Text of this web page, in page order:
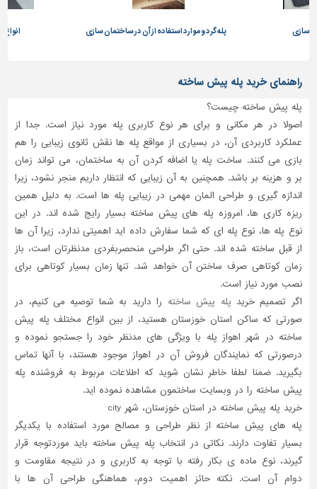
شهرسازی،
ترافیک
و
سازه
سایر
سازی پله گرد و موارد استفاده از آن در ساختمان سازی انواع
راهنمای خرید پله پیش ساخته
پله پیش ساخته چیست؟
اصولا در هر مکانی و برای هر نوع کاربری پله مورد نیاز است. جدا از
عملکرد کاربردی آن، در بسیاری از مواقع پله ها نقش ثانوی زیبایی را هم
بازی می کنند. ساخت پله یا اضافه کردن آن به ساختمان، می تواند زمان
بر و هزینه بر باشد. همچنین به آن زیبایی که انتظار داریم منجر نشود، زیرا
اندازه گیری و طراحی المان مهمی در زیبایی پله ها است. به دلیل همین
ریزه کاری ها، امروزه پله های پیش ساخته بسیار رایج شده اند. در این
نوع پله ها، نوع پله ای که شما سفارش داده اید اهمیتی ندارد، زیرا آن ها
از قبل ساخته شده اند. حتی اگر طراحی منحصربفردی مدنظرتان است، باز
زمان کوتاهی صرف ساختن آن خواهد شد. تنها زمان بسیار کوتاهی برای
نصب مورد نیاز است.
اگر تصمیم خرید پله پیش ساخته را دارید به شما توصیه می کنیم، در
صورتی که ساکن استان خوزستان هستید، از بین انواع مختلف پله پیش
ساخته در شهر اهواز پله با ویژگی های مدنظر خود را جستجو نموده و
درصورتی که نمایندگان فروش آن در اهواز موجود هستند، با آنها تماس
بگیرید. ضمنا لطفا خاطر نشان شوید که اطلاعات مربوط به فروشنده پله
پیش ساخته را در وبسایت ساختمون مشاهده نموده اید.
خرید پله پیش ساخته در استان خوزستان، شهر city
پله های پیش ساخته از نظر طراحی و مصالح مورد استفاده با یکدیگر
بسیار تفاوت دارند. نکاتی در انتخاب پله پیش ساخته باید موردتوجه قرار
گیرند، نوع ماده ی بکار رفته با توجه به کاربری و در نتیجه مقاومت و
دوام آن است. نکته حائز اهمیت دوم، هماهنگی طراحی آن ها با